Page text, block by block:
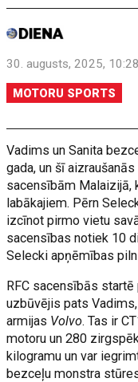
30. augusts, 2025, 10:28
MOTORU SPORTS
Vadims un Sanita
gada, un šī
sacensībām Malaizijā,
labākajiem. Pērn
izcīnot pirmo vietu
sacensības notiek 10
Selecki apņēmības
RFC sacensībās
uzbūvējis pats
armijas Volvo. Tas ir
motoru un 280
kilogramu un var
bezceļu monstra